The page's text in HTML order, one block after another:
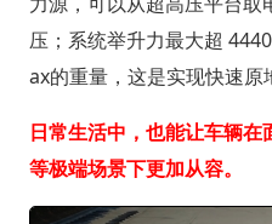
压；系统举升力最大超
ax的重量，这是实现快速原
日常生活中，也能让车辆
等极端场景下更加从容。